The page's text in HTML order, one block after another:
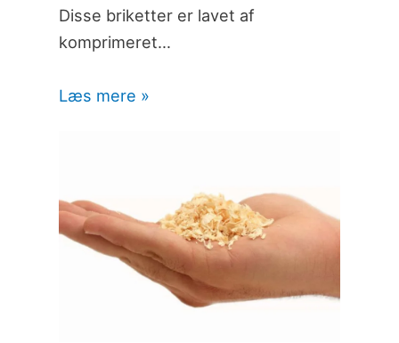
Disse briketter er lavet af
komprimeret…
Læs mere »